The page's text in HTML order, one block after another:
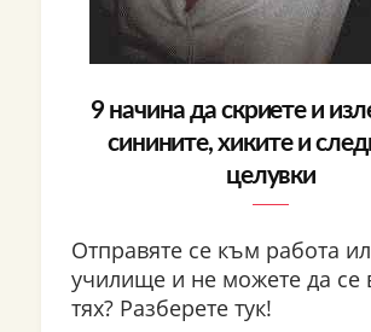
9 начина да скриете и
синините, хиките и
целувки
Отправяте се към работа
училище и не можете да се
тях? Разберете тук!